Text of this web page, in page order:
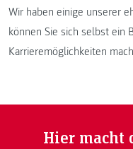
Wir haben einige unserer
können Sie sich selbst ein
Karrieremöglichkeiten
Hier macht